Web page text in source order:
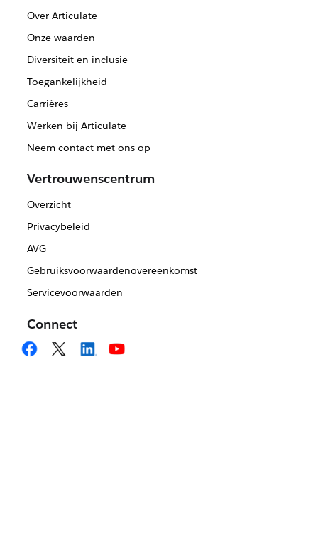
Over Articulate
Onze waarden
Diversiteit en inclusie
Toegankelijkheid
Carrières
Werken bij Articulate
Neem contact met ons op
Vertrouwenscentrum
Overzicht
Privacybeleid
AVG
Gebruiksvoorwaardenovereenkomst
Servicevoorwaarden
Connect